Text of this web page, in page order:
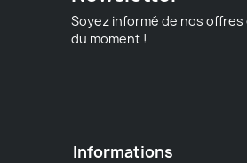
Soyez informé de nos offres
du moment !
Informations